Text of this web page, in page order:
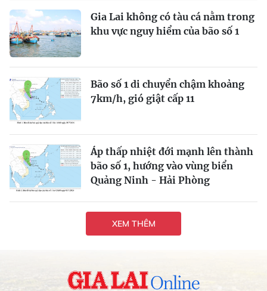
Gia Lai không có tàu cá nằm trong
khu vực nguy hiểm của bão số 1
Bão số 1 di chuyển chậm khoảng
7km/h, gió giật cấp 11
Áp thấp nhiệt đới mạnh lên thành
bão số 1, hướng vào vùng biển
Quảng Ninh - Hải Phòng
XEM THÊM